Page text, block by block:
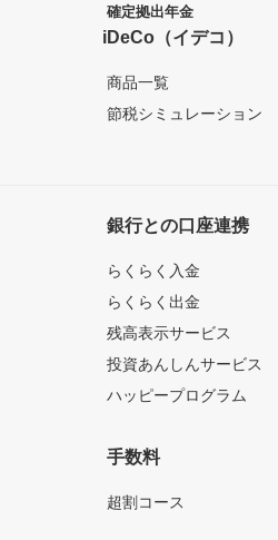
確定拠出年金
iDeCo（イデコ）
商品一覧
節税シミュレーション
銀行との口座連携
らくらく入金
らくらく出金
残高表示サービス
投資あんしんサービス
ハッピープログラム
手数料
超割コース